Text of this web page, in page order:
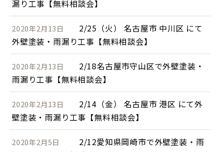
漏り工事【無料相談会】
2020年2月13日
2/25（火） 名古屋市 中川区 にて
外壁塗装・雨漏り工事【無料相談会】
2020年2月13日
2/18名古屋市守山区で外壁塗装・
雨漏り工事【無料相談会】
2020年2月13日
2/14（金） 名古屋市 港区 にて外
壁塗装・雨漏り工事【無料相談会】
2020年2月5日
2/12愛知県岡崎市で外壁塗装・雨